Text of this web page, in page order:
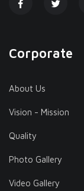
Corporate
About Us
Vision - Mission
Quality
Photo Gallery
Video Gallery